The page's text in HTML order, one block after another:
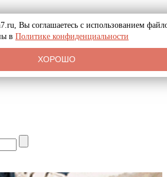
Вы соглашаетесь с использованием
в Политике конфиденциальности
ХОРОШО